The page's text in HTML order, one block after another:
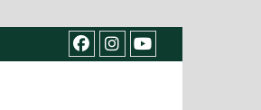
facebook
IG youtube